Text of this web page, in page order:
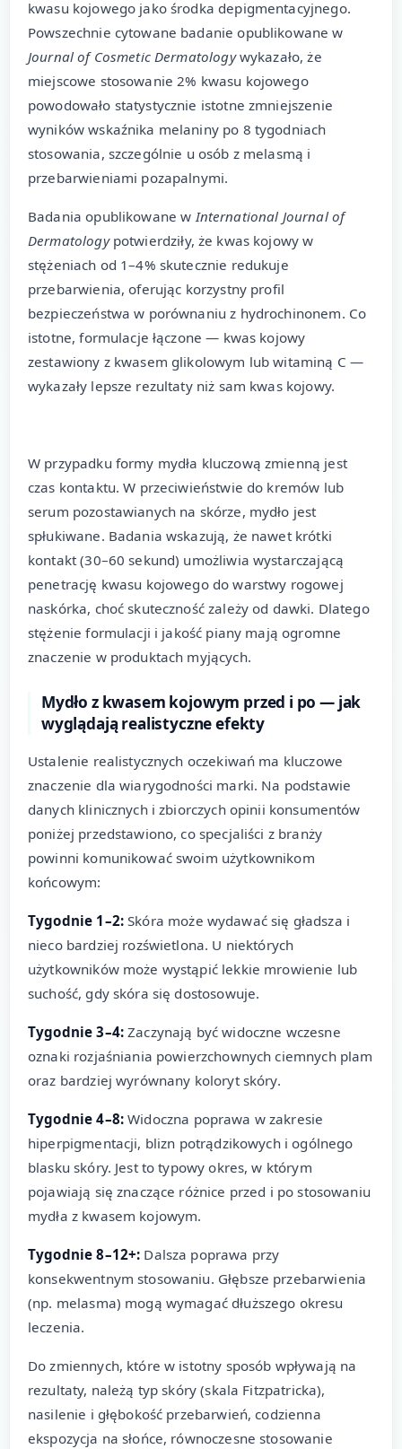
kwasu kojowego jako środka depigmentacyjnego.
Powszechnie cytowane badanie opublikowane w
Journal of Cosmetic Dermatologywykazało, że
miejscowe stosowanie 2% kwasu kojowego
powodowało statystycznie istotne zmniejszenie
wyników wskaźnika melaniny po 8 tygodniach
stosowania, szczególnie u osób z melasmą i
przebarwieniami pozapalnymi.
Badania opublikowane w International Journal of
Dermatologypotwierdziły, że kwas kojowy w
stężeniach od 1–4% skutecznie redukuje
przebarwienia, oferując korzystny profil
bezpieczeństwa w porównaniu z hydrochinonem. Co
istotne, formulacje łączone — kwas kojowy
zestawiony z kwasem glikolowym lub witaminą C —
wykazały lepsze rezultaty niż sam kwas kojowy.
W przypadku formy mydła kluczową zmienną jest
czas kontaktu. W przeciwieństwie do kremów lub
serum pozostawianych na skórze, mydło jest
spłukiwane. Badania wskazują, że nawet krótki
kontakt (30–60 sekund) umożliwia wystarczającą
penetrację kwasu kojowego do warstwy rogowej
naskórka, choć skuteczność zależy od dawki. Dlatego
stężenie formulacji i jakość piany mają ogromne
znaczenie w produktach myjących.
Mydło z kwasem kojowym przed i po — jak
wyglądają realistyczne efekty
Ustalenie realistycznych oczekiwań ma kluczowe
znaczenie dla wiarygodności marki. Na podstawie
danych klinicznych i zbiorczych opinii konsumentów
poniżej przedstawiono, co specjaliści z branży
powinni komunikować swoim użytkownikom
końcowym:
Tygodnie 1–2:Skóra może wydawać się gładsza i
nieco bardziej rozświetlona. U niektórych
użytkowników może wystąpić lekkie mrowienie lub
suchość, gdy skóra się dostosowuje.
Tygodnie 3–4:Zaczynają być widoczne wczesne
oznaki rozjaśniania powierzchownych ciemnych plam
oraz bardziej wyrównany koloryt skóry.
Tygodnie 4–8:Widoczna poprawa w zakresie
hiperpigmentacji, blizn potrądzikowych i ogólnego
blasku skóry. Jest to typowy okres, w którym
pojawiają się znaczące różnice przed i po stosowaniu
mydła z kwasem kojowym.
Tygodnie 8–12+: Dalsza poprawa przy
konsekwentnym stosowaniu. Głębsze przebarwienia
(np. melasma) mogą wymagać dłuższego okresu
leczenia.
Do zmiennych, które w istotny sposób wpływają na
rezultaty, należą typ skóry (skala Fitzpatricka),
nasilenie i głębokość przebarwień, codzienna
ekspozycja na słońce, równoczesne stosowanie